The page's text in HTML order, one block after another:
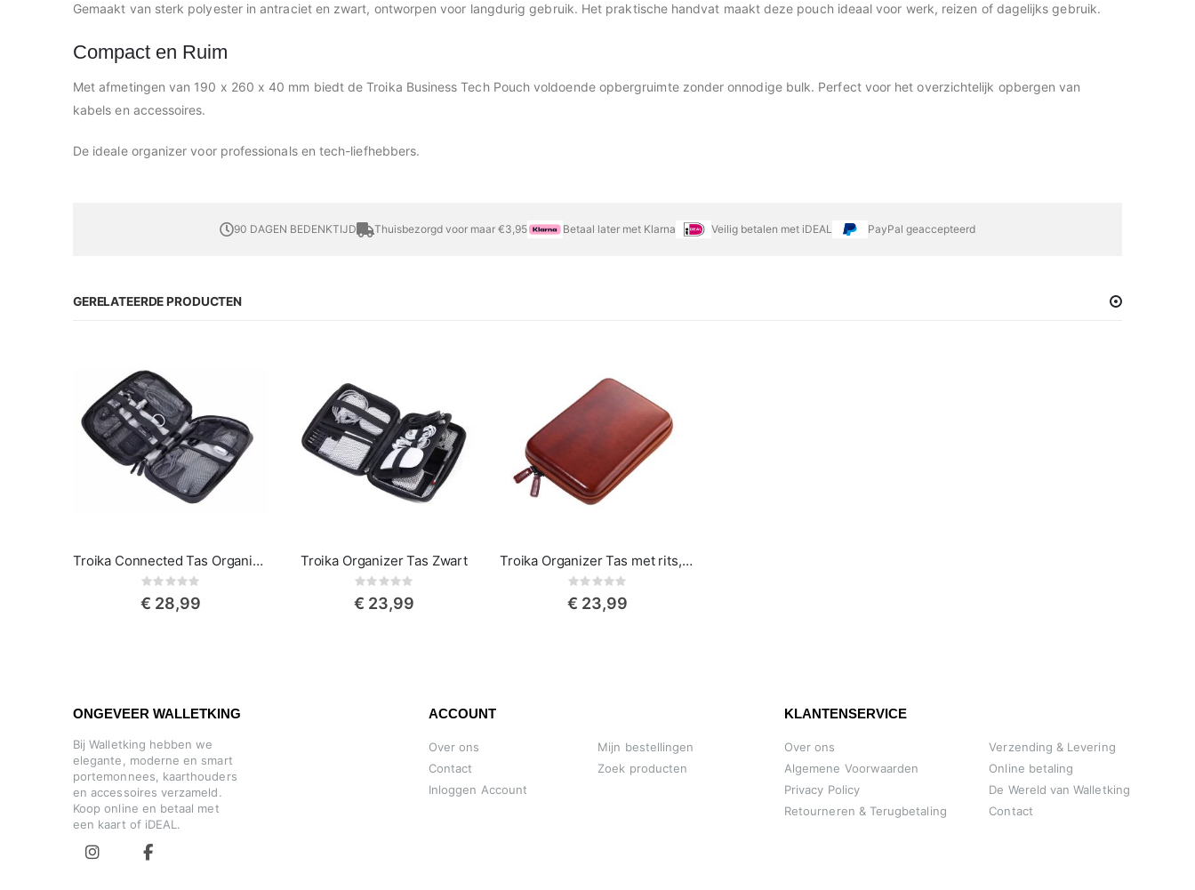
Gemaakt van sterk polyester in antraciet en zwart, ontworpen voor langdurig gebruik. Het praktische handvat maakt deze pouch ideaal voor werk, reizen of dagelijks gebruik.
Compact en Ruim
Met afmetingen van 190 x 260 x 40 mm biedt de Troika Business Tech Pouch voldoende opbergruimte zonder onnodige bulk. Perfect voor het overzichtelijk opbergen van
kabels en accessoires.
De ideale organizer voor professionals en tech-liefhebbers.
90 DAGEN BEDENKTIJD Thuisbezorgd voor maar €3,95 Betaal later met Klarna Veilig betalen met iDEAL PayPal geaccepteerd
GERELATEERDE PRODUCTEN
Troika Connected Tas Organiser voor muis, oplader, kabels, adapters
Rating:
€ 28,99
Troika Organizer Tas Zwart
Rating:
€ 23,99
Troika Organizer Tas met rits, Bruin
Rating:
€ 23,99
ONGEVEER WALLETKING
Bij Walletking hebben we
elegante, moderne en smart
portemonnees, kaarthouders
en accessoires verzameld.
Koop online en betaal met
een kaart of iDEAL.
ACCOUNT
Over ons
Contact
Inloggen Account
Mijn bestellingen
Zoek producten
KLANTENSERVICE
Over ons
Algemene Voorwaarden
Privacy Policy
Retourneren & Terugbetaling
Verzending & Levering
Online betaling
De Wereld van Walletking
Contact